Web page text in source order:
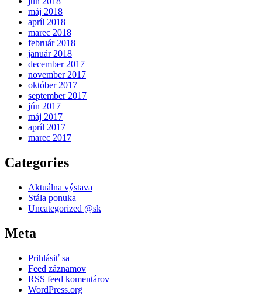
máj 2018
apríl 2018
marec 2018
február 2018
január 2018
december 2017
november 2017
október 2017
september 2017
jún 2017
máj 2017
apríl 2017
marec 2017
Categories
Aktuálna výstava
Stála ponuka
Uncategorized @sk
Meta
Prihlásiť sa
Feed záznamov
RSS feed komentárov
WordPress.org